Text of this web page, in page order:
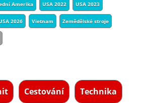
Amerika USA 2022 USA 2023
2026 Vietnam Zemědělské stroje
Cestování Technika